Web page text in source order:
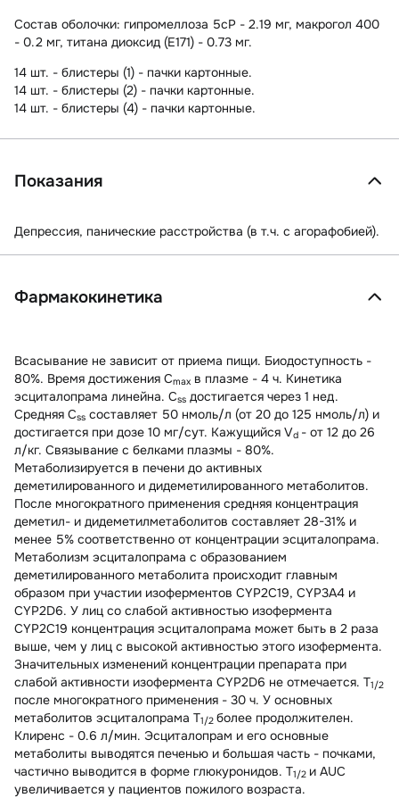
Состав оболочки: гипромеллоза 5cP - 2.19 мг, макрогол 400
- 0.2 мг, титана диоксид (Е171) - 0.73 мг.
14 шт. - блистеры (1) - пачки картонные.
14 шт. - блистеры (2) - пачки картонные.
14 шт. - блистеры (4) - пачки картонные.
Показания
Депрессия, панические расстройства (в т.ч. с агорафобией).
Фармакокинетика
Всасывание не зависит от приема пищи. Биодоступность -
80%. Время достижения Cmax в плазме - 4 ч. Кинетика
эсциталопрама линейна. Css достигается через 1 нед.
Средняя Css составляет 50 нмоль/л (от 20 до 125 нмоль/л) и
достигается при дозе 10 мг/сут. Кажущийся Vd - от 12 до 26
л/кг. Связывание с белками плазмы - 80%.
Метаболизируется в печени до активных
деметилированного и дидеметилированного метаболитов.
После многократного применения средняя концентрация
деметил- и дидеметилметаболитов составляет 28-31% и
менее 5% соответственно от концентрации эсциталопрама.
Метаболизм эсциталопрама с образованием
деметилированного метаболита происходит главным
образом при участии изоферментов CYP2C19, CYP3A4 и
CYP2D6. У лиц со слабой активностью изофермента
CYP2C19 концентрация эсциталопрама может быть в 2 раза
выше, чем у лиц с высокой активностью этого изофермента.
Значительных изменений концентрации препарата при
слабой активности изофермента CYP2D6 не отмечается. T1/2
после многократного применения - 30 ч. У основных
метаболитов эсциталопрама T1/2 более продолжителен.
Клиренс - 0.6 л/мин. Эсциталопрам и его основные
метаболиты выводятся печенью и большая часть - почками,
частично выводится в форме глюкуронидов. T1/2 и AUC
увеличивается у пациентов пожилого возраста.